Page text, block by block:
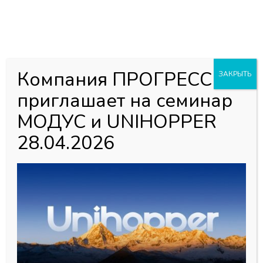
Главная страница Магазин» Кромочные материалы PVH,
ABS, Акрил » ЕККЕ»0,40х19 Кромка ПВХ (200м) — Ясень
шимо тёмный CW-28
Компания ПРОГРЕСС
приглашает на семинар
МОДУС и UNIHOPPER
28.04.2026
ЗАКРЫТЬ